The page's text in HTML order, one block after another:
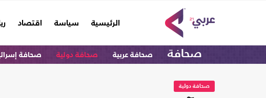
الرئيسية
(current) سياسة اقتصاد
صحافة صحافة عربية صحافة دولية صحافة
صحافة دولية